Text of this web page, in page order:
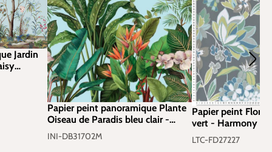
Jardin
Papier peint panoramique Plante
Oiseau de Paradis bleu clair -
Daisy Bennett d'Initiales | Réf.
INI-DB31702M
INI-DB31702M
Papier peint Floral
vert - Harmony de
LTC-FD27227
LTC-FD27227